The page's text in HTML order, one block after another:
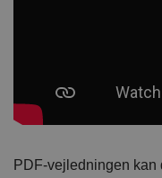
PDF-vejledningen